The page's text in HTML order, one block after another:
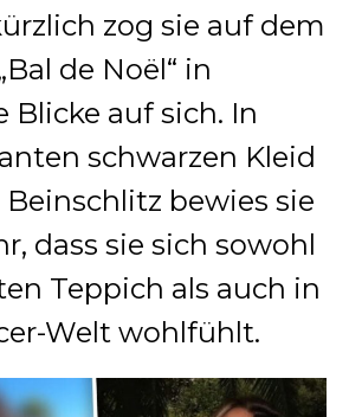
zog sie auf dem
de Noël“ in
Blicke auf sich. In
schwarzen Kleid
bewies sie
dass sie sich sowohl
Teppich als auch in
Welt wohlfühlt.